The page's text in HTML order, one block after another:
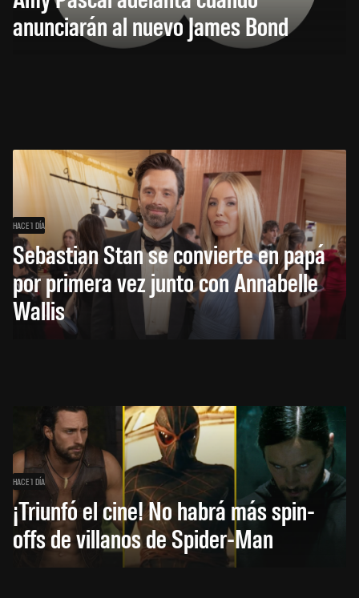
anunciarán al nuevo James Bond
HACE 1 DÍA
Sebastian Stan se convierte en papá
por primera vez junto con Annabelle
Wallis
HACE 1 DÍA
¡Triunfó el cine! No habrá más spin-
offs de villanos de Spider-Man